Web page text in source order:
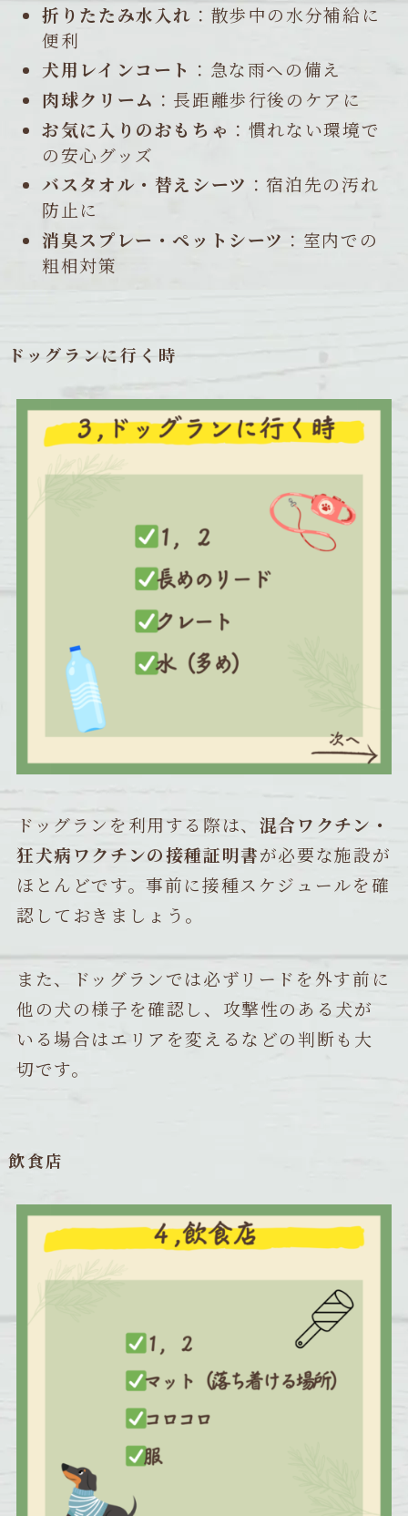
折りたたみ水入れ ：散歩中の水分補給に
便利
犬用レインコート ：急な雨への備え
肉球クリーム ：長距離歩行後のケアに
お気に入りのおもちゃ ：慣れない環境で
の安心グッズ
バスタオル・替えシーツ ：宿泊先の汚れ
防止に
消臭スプレー・ペットシーツ ：室内での
粗相対策
ドッグランに行く時
ドッグランを利用する際は、 混合ワクチン・
狂犬病ワクチンの接種証明書が必要な施設が
ほとんどです。事前に接種スケジュールを確
認しておきましょう。
また、ドッグランでは必ずリードを外す前に
他の犬の様子を確認し、攻撃性のある犬が
いる場合はエリアを変えるなどの判断も大
切です。
飲食店